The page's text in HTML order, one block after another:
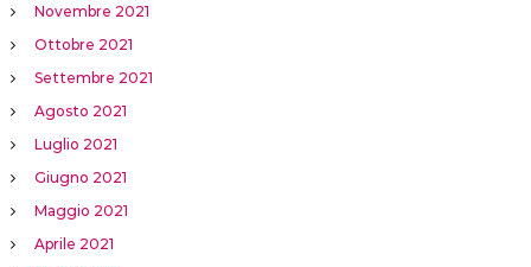
Novembre 2021
Ottobre 2021
Settembre 2021
Agosto 2021
Luglio 2021
Giugno 2021
Maggio 2021
Aprile 2021